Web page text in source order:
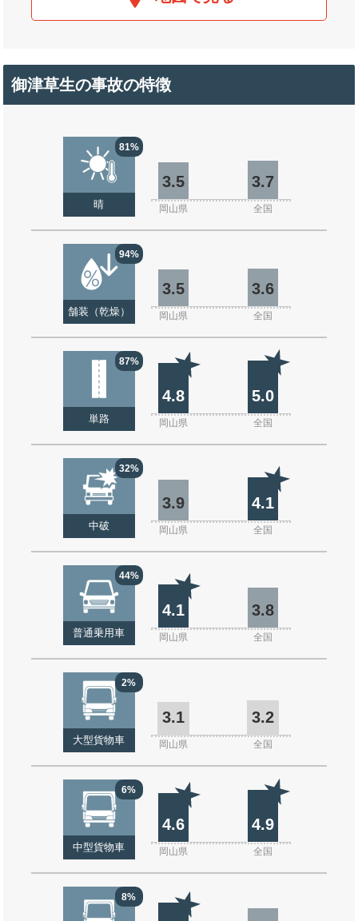
御津草生の事故の特徴
81%
晴
3.5 3.7
岡山県 全国
94%
舗装（乾燥）
3.5 3.6
岡山県 全国
87%
単路
4.8 5.0
岡山県 全国
32%
中破
3.9 4.1
岡山県 全国
44%
普通乗用車
4.1 3.8
岡山県 全国
2%
大型貨物車
3.1 3.2
岡山県 全国
6%
中型貨物車
4.6 4.9
岡山県 全国
8%